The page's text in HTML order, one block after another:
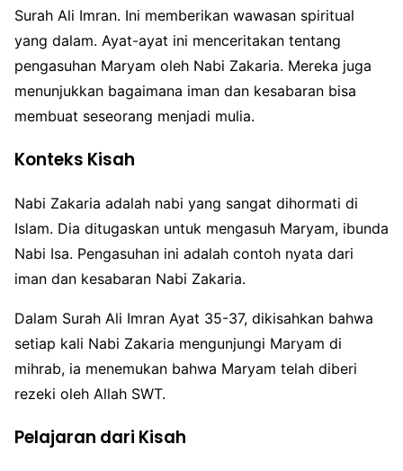
Surah Ali Imran. Ini memberikan wawasan spiritual
yang dalam. Ayat-ayat ini menceritakan tentang
pengasuhan Maryam oleh Nabi Zakaria. Mereka juga
menunjukkan bagaimana iman dan kesabaran bisa
membuat seseorang menjadi mulia.
Konteks Kisah
Nabi Zakaria adalah nabi yang sangat dihormati di
Islam. Dia ditugaskan untuk mengasuh Maryam, ibunda
Nabi Isa. Pengasuhan ini adalah contoh nyata dari
iman dan kesabaran Nabi Zakaria.
Dalam Surah Ali Imran Ayat 35-37, dikisahkan bahwa
setiap kali Nabi Zakaria mengunjungi Maryam di
mihrab, ia menemukan bahwa Maryam telah diberi
rezeki oleh Allah SWT.
Pelajaran dari Kisah